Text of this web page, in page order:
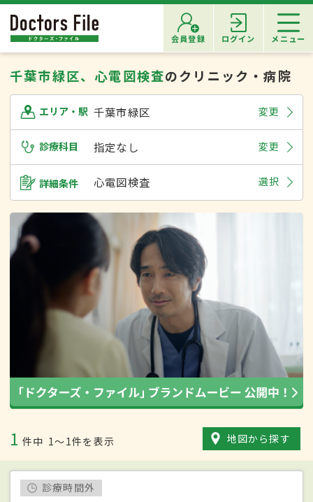
会員登録 ログイン メニュー
千葉市緑区、心電図検査のクリニック・病院
エリア・駅 千葉市緑区 変更
診療科目 指定なし 変更
詳細条件 心電図検査 選択
1 件中 1〜1件を表示 地図から探す
診療時間外